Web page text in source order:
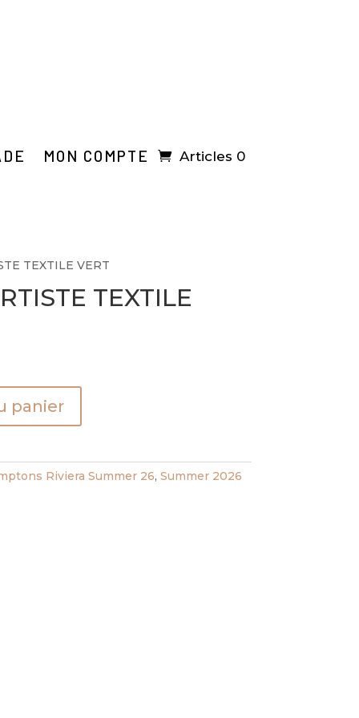
MON COMPTE Articles 0
TEXTILE VERT
TEXTILE
panier
Riviera Summer 26, Summer 2026